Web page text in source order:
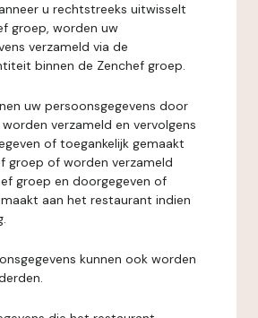
u rechtstreeks uitwisselt
groep, worden uw
verzameld via de
binnen de Zenchef groep.
uw persoonsgegevens door
verzameld en vervolgens
of toegankelijk gemaakt
groep of worden verzameld
groep en doorgegeven of
aan het restaurant indien
kunnen ook worden